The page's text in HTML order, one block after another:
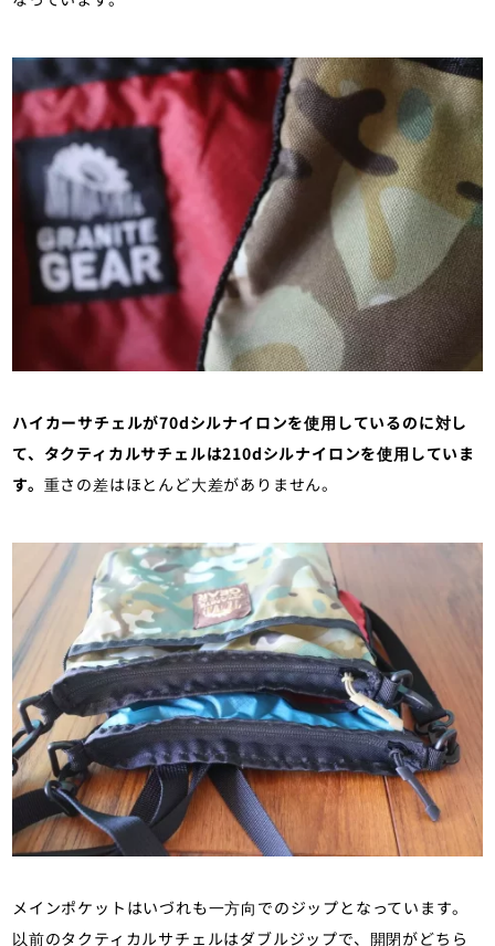
ハイカーサチェルが70dシルナイロンを使用しているのに対し
て、タクティカルサチェルは210dシルナイロンを使用していま
す。 重さの差はほとんど大差がありません。
メインポケットはいづれも一方向でのジップとなっています。
以前のタクティカルサチェルはダブルジップで、開閉がどちら